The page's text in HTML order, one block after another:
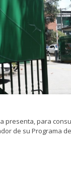
presenta, para
de su Programa